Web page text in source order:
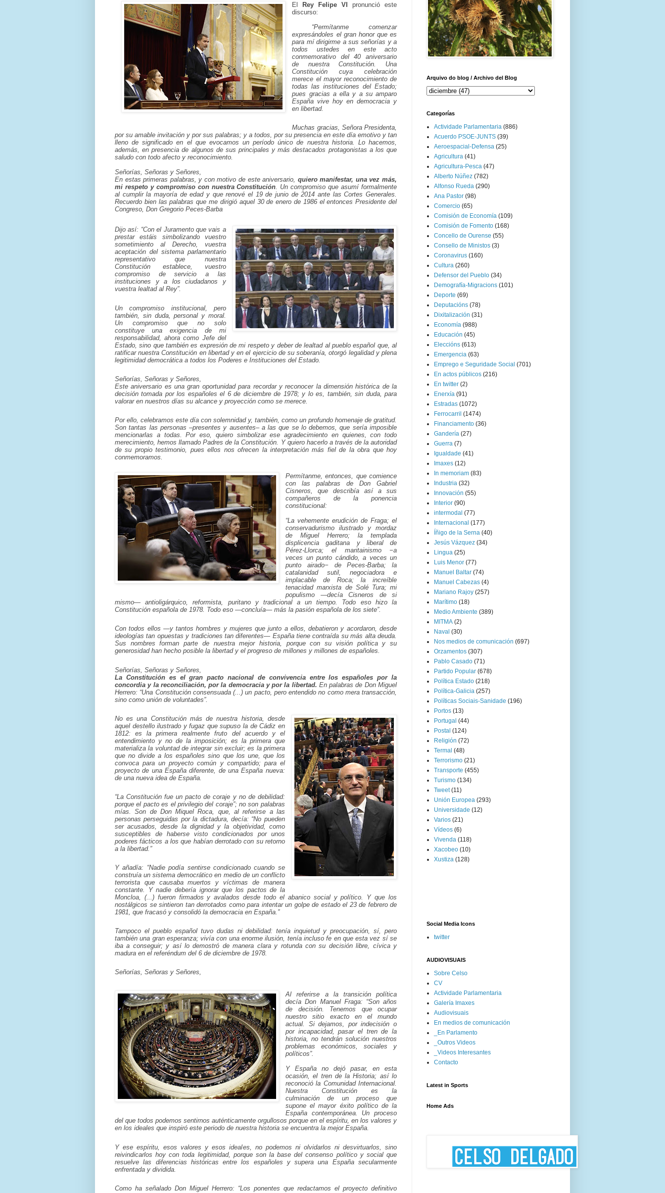
El Rey Felipe VI
pronunció este
discurso:
“Permítanme comenzar
expresándoles el gran honor que es
para mí dirigirme a sus señorías y a
todos ustedes en este acto
conmemorativo del 40 aniversario
de nuestra Constitución. Una
Constitución cuya celebración
merece el mayor reconocimiento de
todas las instituciones del Estado;
pues gracias a ella y a su amparo
España vive hoy en democracia y
en libertad.
Muchas gracias, Señora Presidenta,
por su amable invitación y por sus palabras; y a todos, por su presencia en este día emotivo y tan
lleno de significado en el que evocamos un período único de nuestra historia. Lo hacemos,
además, en presencia de algunos de sus principales y más destacados protagonistas a los que
saludo con todo afecto y reconocimiento.
Señorías, Señoras y Señores,
En estas primeras palabras, y con motivo de este aniversario, quiero manifestar, una vez más,
mi respeto y compromiso con nuestra Constitución. Un compromiso que asumí formalmente
al cumplir la mayoría de edad y que renové el 19 de junio de 2014 ante las Cortes Generales.
Recuerdo bien las palabras que me dirigió aquel 30 de enero de 1986 el entonces Presidente del
Congreso, Don Gregorio Peces-Barba
Dijo así: “Con el Juramento que vais a
prestar estáis simbolizando vuestro
sometimiento al Derecho, vuestra
aceptación del sistema parlamentario
representativo que nuestra
Constitución establece, vuestro
compromiso de servicio a las
instituciones y a los ciudadanos y
vuestra lealtad al Rey”.
Un compromiso institucional, pero
también, sin duda, personal y moral.
Un compromiso que no solo
constituye una exigencia de mi
responsabilidad, ahora como Jefe del
Estado, sino que también es expresión de mi respeto y deber de lealtad al pueblo español que, al
ratificar nuestra Constitución en libertad y en el ejercicio de su soberanía, otorgó legalidad y plena
legitimidad democrática a todos los Poderes e Instituciones del Estado.
Señorías, Señoras y Señores,
Este aniversario es una gran oportunidad para recordar y reconocer la dimensión histórica de la
decisión tomada por los españoles el 6 de diciembre de 1978; y lo es, también, sin duda, para
valorar en nuestros días su alcance y proyección como se merece.
Por ello, celebramos este día con solemnidad y, también, como un profundo homenaje de gratitud.
Son tantas las personas –presentes y ausentes– a las que se lo debemos, que sería imposible
mencionarlas a todas. Por eso, quiero simbolizar ese agradecimiento en quienes, con todo
merecimiento, hemos llamado Padres de la Constitución. Y quiero hacerlo a través de la autoridad
de su propio testimonio, pues ellos nos ofrecen la interpretación más fiel de la obra que hoy
conmemoramos.
Permítanme, entonces, que comience
con las palabras de Don Gabriel
Cisneros, que describía así a sus
compañeros de la ponencia
constitucional:
“La vehemente erudición de Fraga; el
conservadurismo ilustrado y mordaz
de Miguel Herrero; la templada
displicencia gaditana y liberal de
Pérez-Llorca; el maritainismo −a
veces un punto cándido, a veces un
punto airado− de Peces-Barba; la
catalanidad sutil, negociadora e
implacable de Roca; la increíble
tenacidad marxista de Solé Tura; mi
populismo —decía Cisneros de si
mismo— antioligárquico, reformista, puritano y tradicional a un tiempo. Todo eso hizo la
Constitución española de 1978. Todo eso —concluía— más la pasión española de los siete”.
Con todos ellos —y tantos hombres y mujeres que junto a ellos, debatieron y acordaron, desde
ideologías tan opuestas y tradiciones tan diferentes— España tiene contraída su más alta deuda.
Sus nombres forman parte de nuestra mejor historia, porque con su visión política y su
generosidad han hecho posible la libertad y el progreso de millones y millones de españoles.
Señorías, Señoras y Señores,
La Constitución es el gran pacto nacional de convivencia entre los españoles por la
concordia y la reconciliación, por la democracia y por la libertad. En palabras de Don Miguel
Herrero: “Una Constitución consensuada (...) un pacto, pero entendido no como mera transacción,
sino como unión de voluntades”.
No es una Constitución más de nuestra historia, desde
aquel destello ilustrado y fugaz que supuso la de Cádiz en
1812: es la primera realmente fruto del acuerdo y el
entendimiento y no de la imposición; es la primera que
materializa la voluntad de integrar sin excluir; es la primera
que no divide a los españoles sino que los une, que los
convoca para un proyecto común y compartido; para el
proyecto de una España diferente, de una España nueva:
de una nueva idea de España.
“La Constitución fue un pacto de coraje y no de debilidad:
porque el pacto es el privilegio del coraje”; no son palabras
mías. Son de Don Miquel Roca, que, al referirse a las
personas perseguidas por la dictadura, decía: “No pueden
ser acusados, desde la dignidad y la objetividad, como
susceptibles de haberse visto condicionados por unos
poderes fácticos a los que habían derrotado con su retorno
a la libertad.”
Y añadía: “Nadie podía sentirse condicionado cuando se
construía un sistema democrático en medio de un conflicto
terrorista que causaba muertos y víctimas de manera
constante. Y nadie debería ignorar que los pactos de la
Moncloa, (...) fueron firmados y avalados desde todo el abanico social y político. Y que los
nostálgicos se sintieron tan derrotados como para intentar un golpe de estado el 23 de febrero de
1981, que fracasó y consolidó la democracia en España.”
Tampoco el pueblo español tuvo dudas ni debilidad: tenía inquietud y preocupación, sí, pero
también una gran esperanza; vivía con una enorme ilusión, tenía incluso fe en que esta vez sí se
iba a conseguir; y así lo demostró de manera clara y rotunda con su decisión libre, cívica y
madura en el referéndum del 6 de diciembre de 1978.
Señorías, Señoras y Señores,
Al referirse a la transición política
decía Don Manuel Fraga: “Son años
de decisión. Tenemos que ocupar
nuestro sitio exacto en el mundo
actual. Si dejamos, por indecisión o
por incapacidad, pasar el tren de la
historia, no tendrán solución nuestros
problemas económicos, sociales y
políticos”.
Y España no dejó pasar, en esta
ocasión, el tren de la Historia; así lo
reconoció la Comunidad Internacional.
Nuestra Constitución es la
culminación de un proceso que
supone el mayor éxito político de la
España contemporánea. Un proceso
del que todos podemos sentirnos auténticamente orgullosos porque en el espíritu, en los valores y
en los ideales que inspiró este periodo de nuestra historia se encuentra la mejor España.
Y ese espíritu, esos valores y esos ideales, no podemos ni olvidarlos ni desvirtuarlos, sino
reivindicarlos hoy con toda legitimidad, porque son la base del consenso político y social que
resuelve las diferencias históricas entre los españoles y supera una España secularmente
enfrentada y dividida.
Como ha señalado Don Miguel Herrero: “Los ponentes que redactamos el proyecto definitivo
Arquivo do blog / Archivo del Blog
Categorías
Actividade Parlamentaria (886)
Acuerdo PSOE-JUNTS (39)
Aeroespacial-Defensa (25)
Agricultura (41)
Agricultura-Pesca (47)
Alberto Núñez (782)
Alfonso Rueda (290)
Ana Pastor (98)
Comercio (65)
Comisión de Economía (109)
Comisión de Fomento (168)
Concello de Ourense (55)
Consello de Ministos (3)
Coronavirus (160)
Cultura (260)
Defensor del Pueblo (34)
Demografía-Migracions (101)
Deporte (69)
Deputacións (78)
Dixitalización (31)
Economía (988)
Educación (45)
Eleccións (613)
Emergencia (63)
Emprego e Seguridade Social (701)
En actos públicos (216)
En twitter (2)
Enerxía (91)
Estradas (1072)
Ferrocarril (1474)
Financiamento (36)
Gandería (27)
Guerra (7)
Igualdade (41)
Imaxes (12)
In memoriam (83)
Industria (32)
Innovación (55)
Interior (90)
intermodal (77)
Internacional (177)
Íñigo de la Serna (40)
Jesús Vázquez (34)
Lingua (25)
Luis Menor (77)
Manuel Baltar (74)
Manuel Cabezas (4)
Mariano Rajoy (257)
Marítimo (18)
Medio Ambiente (389)
MITMA (2)
Naval (30)
Nos medios de comunicación (697)
Orzamentos (307)
Pablo Casado (71)
Partido Popular (678)
Política Estado (218)
Política-Galicia (257)
Políticas Sociais-Sanidade (196)
Portos (13)
Portugal (44)
Postal (124)
Religión (72)
Termal (48)
Terrorismo (21)
Transporte (455)
Turismo (134)
Tweet (11)
Unión Europea (293)
Universidade (12)
Varios (21)
Vídeos (6)
Vivenda (118)
Xacobeo (10)
Xustiza (128)
Social Media Icons
twitter
AUDIOVISUAIS
Sobre Celso
CV
Actividade Parlamentaria
Galería Imaxes
Audiovisuais
En medios de comunicación
_En Parlamento
_Outros Videos
_Videos Interesantes
Contacto
Latest in Sports
Home Ads